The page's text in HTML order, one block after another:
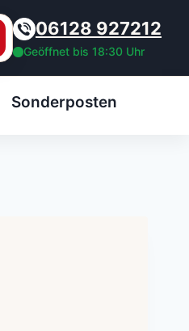
06128 927212
Geöffnet bis 18:30 Uhr
Sonderposten